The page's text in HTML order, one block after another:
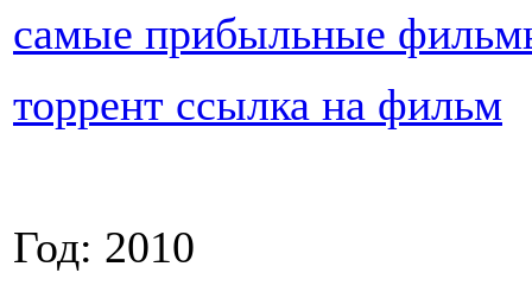
самые прибыльные
торрент ссылка на фильм
Год: 2010